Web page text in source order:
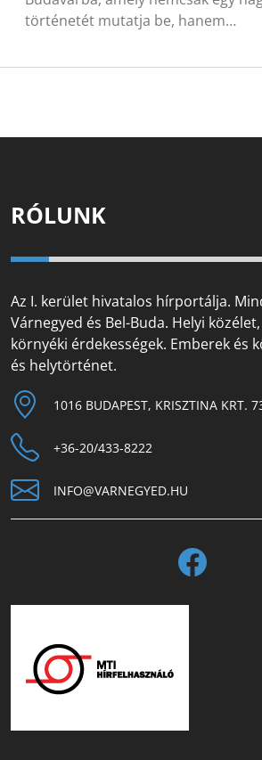
történetét mutatja be, hanem…
RÓLUNK
Az I. kerület hivatalos hírportálja.
Várnegyed és Bel-Buda. Helyi
környéki érdekességek. Emberek és
és helytörténet.
1016 BUDAPEST, KRISZTINA KRT.
+36-20/433-8222
INFO@VARNEGYED.HU